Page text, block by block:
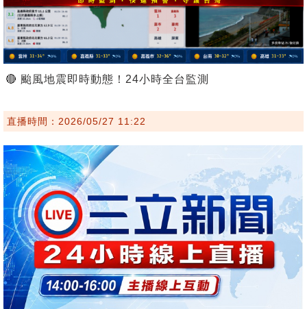
🔴 颱風地震即時動態！24小時全台監測
直播時間：2026/05/27 11:22